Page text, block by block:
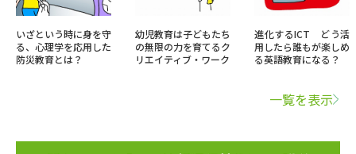
いざという時に身を守
る、心理学を応用した
防災教育とは？
幼児教育は子どもたち
の無限の力を育てるク
リエイティブ・ワーク
進化するICT どう活
用したら誰もが楽しめ
る英語教育になる？
一覧を表示